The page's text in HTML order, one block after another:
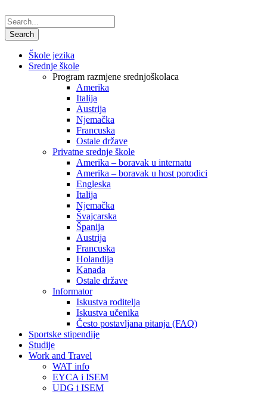
Škole jezika
Srednje škole
Program razmjene srednjoškolaca
Amerika
Italija
Austrija
Njemačka
Francuska
Ostale države
Privatne srednje škole
Amerika – boravak u internatu
Amerika – boravak u host porodici
Engleska
Italija
Njemačka
Švajcarska
Španija
Austrija
Francuska
Holandija
Kanada
Ostale države
Informator
Iskustva roditelja
Iskustva učenika
Često postavljana pitanja (FAQ)
Sportske stipendije
Studije
Work and Travel
WAT info
EYCA i ISEM
UDG i ISEM